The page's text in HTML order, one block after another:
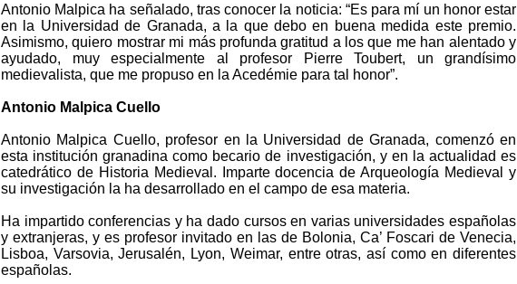
Antonio Malpica ha señalado, tras conocer la noticia: “Es para mí un honor estar
en la Universidad de Granada, a la que debo en buena medida este premio.
Asimismo, quiero mostrar mi más profunda gratitud a los que me han alentado y
ayudado, muy especialmente al profesor Pierre Toubert, un grandísimo
medievalista, que me propuso en la Acedémie para tal honor”.
Antonio Malpica Cuello
Antonio Malpica Cuello, profesor en la Universidad de Granada, comenzó en
esta institución granadina como becario de investigación, y en la actualidad es
catedrático de Historia Medieval. Imparte docencia de Arqueología Medieval y
su investigación la ha desarrollado en el campo de esa materia.
Ha impartido conferencias y ha dado cursos en varias universidades españolas
y extranjeras, y es profesor invitado en las de Bolonia, Ca’ Foscari de Venecia,
Lisboa, Varsovia, Jerusalén, Lyon, Weimar, entre otras, así como en diferentes
españolas.